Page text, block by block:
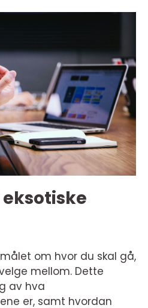
om hvor du skal gå,
mellom. Dette
av hva
er, samt hvordan